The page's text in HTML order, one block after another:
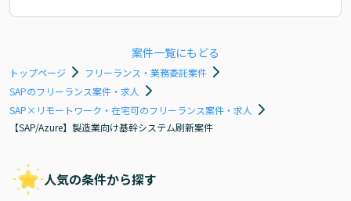
案件一覧にもどる
トップページ
フリーランス・業務委託案件
SAPのフリーランス案件・求人
SAP×リモートワーク・在宅可のフリーランス案件・求人
【SAP/Azure】製造業向け基幹システム刷新案件
人気の条件から探す